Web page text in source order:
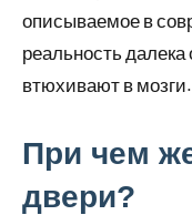
описываемое в
реальность далека
втюхивают в мозги.
При чем
двери?